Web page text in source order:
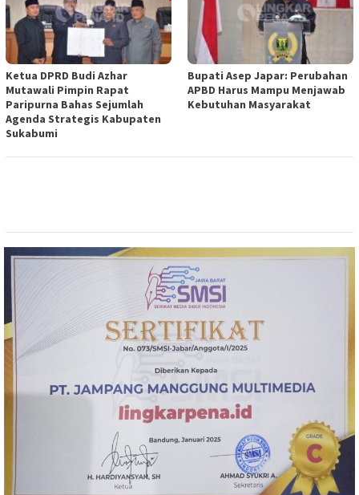
Ketua DPRD Budi Azhar
Mutawali Pimpin Rapat
Paripurna Bahas Sejumlah
Agenda Strategis Kabupaten
Sukabumi
Bupati Asep Japar: Perubahan
APBD Harus Mampu Menjawab
Kebutuhan Masyarakat